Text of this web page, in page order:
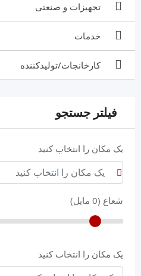
تجهیزات و صنعتی
خدمات
کارخانجات/تولیدکننده
فیلتر جستجو
یک مکان را انتخاب کنید
شعاع (0 مایل)
یک مکان را انتخاب کنید